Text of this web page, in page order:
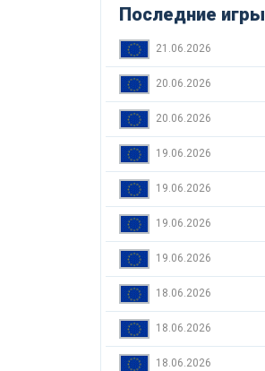
Последние игры
21.06.2026
20.06.2026
20.06.2026
19.06.2026
19.06.2026
19.06.2026
19.06.2026
18.06.2026
18.06.2026
18.06.2026